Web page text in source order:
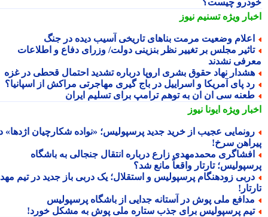
چیست؟
ویژهتسنیم نیوز
وضعیت مرمت بناهای تاریخی آسیب دیده در جنگ
مجلس بر تغییر نظر بنزینی دولت/ وزرای دفاع و اطلاعات
نشدند
نهاد حقوق بشری اروپا درباره تشدید احتمال قحطی در غزه
پای آمریکا و اسراییل در باج گیری مهاجرتی مراکش از اسپانیا؟
سی ان ان به توهم ترامپ برای تسلیم ایران
ویژهایونا نیوز
عجیب از خرید جدید پرسپولیس؛ «نواده شکارچیان اژدها» در
سرخ!
محمدمهدی زارع درباره انتقال جنجالی به باشگاه
تارتار واقعاً مانع شد؟
زودهنگام پرسپولیس و استقلال؛ یک دربی باز جدید در تیم مهدی
ملی پوش در آستانه جدایی از باشگاه پرسپولیس
پرسپولیس برای جذب ستاره ملی پوش به مشکل خورد!